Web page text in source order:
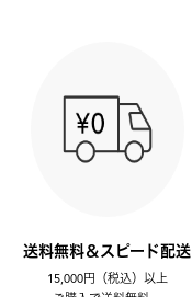
送料無料＆スピード配送
15,000円（税込）以上